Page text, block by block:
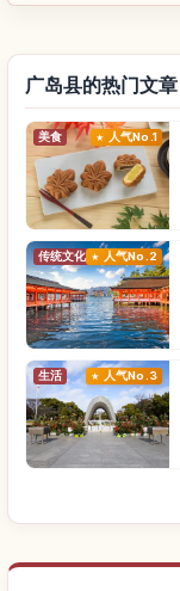
广岛县的热门文章
美食 人气No.1
传统文化 人气No.2
生活 人气No.3